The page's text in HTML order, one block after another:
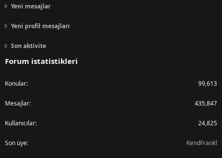
Yeni mesajlar
Yeni profil mesajları
Son aktivite
Forum istatistikleri
Konular 99,613
Mesajlar 435,847
Kullanıcılar 24,825
Son üye KendFrankl